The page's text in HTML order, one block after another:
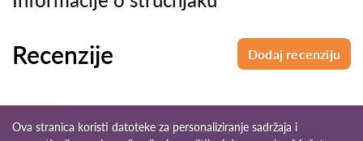
Recenzije Dodaj recenziju
Ova stranica koristi datoteke za personaliziranje sadržaja i